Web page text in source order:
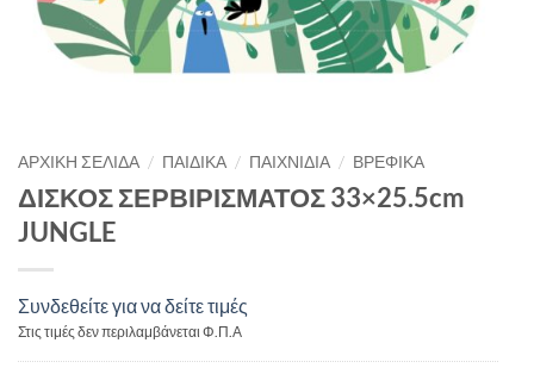
ΑΡΧΙΚΉ ΣΕΛΊΔΑ / ΠΑΙΔΙΚΑ / ΠΑΙΧΝΙΔΙΑ / ΒΡΕΦΙΚΑ
ΔΙΣΚΟΣ ΣΕΡΒΙΡΙΣΜΑΤΟΣ 33×25.5cm
JUNGLE
Συνδεθείτε για να δείτε τιμές
Στις τιμές δεν περιλαμβάνεται Φ.Π.Α